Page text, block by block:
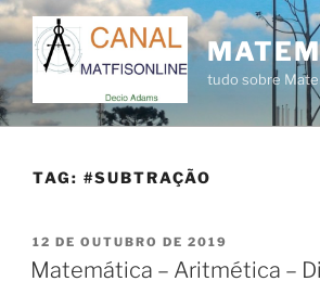
Pular
para
o
conteúdo
tudo sobre
TAG: #SUBTRAÇÃO
PUBLICADO
EM
12 DE OUTUBRO DE 2019
Matemática – Aritmética –